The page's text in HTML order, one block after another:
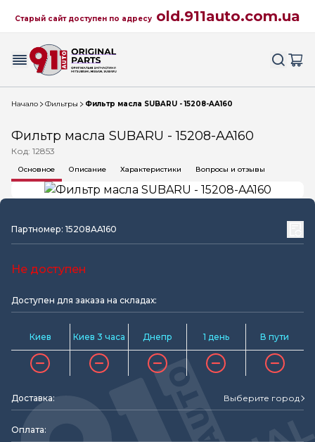
Старый сайт доступен по адресу old.911auto.com.ua
Начало Фильтры Фильтр масла SUBARU - 15208-AA160
Фильтр масла SUBARU - 15208-AA160
Код: 12853
Основное Описание Характеристики Вопросы и отзывы
Партномер: 15208AA160
Не доступен
Доступен для заказа на складах:
Киев Киев 3 часа Днепр 1 день В пути
Доставка: Выберите город
Оплата: